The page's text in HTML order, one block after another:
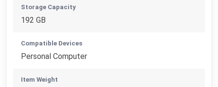
Storage Capacity
192 GB
Compatible Devices
Personal Computer
Item Weight